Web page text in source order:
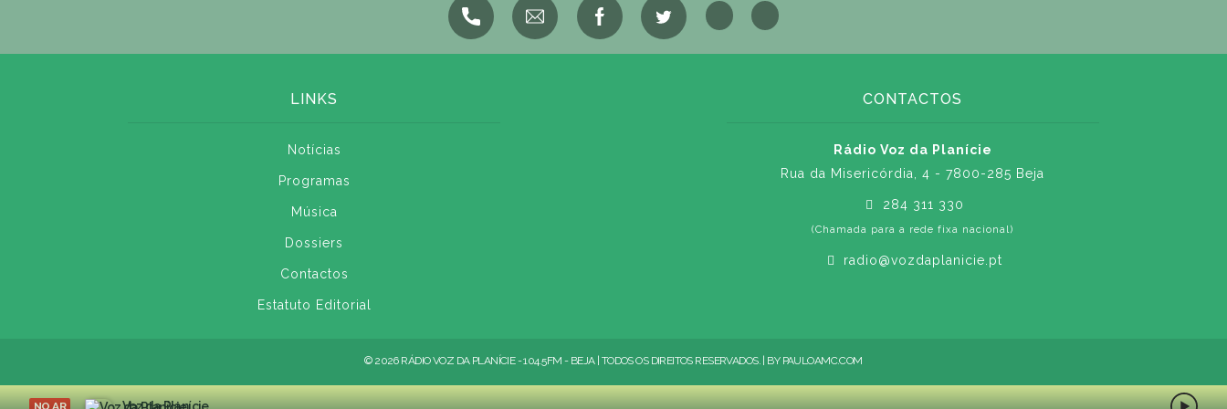
LINKS
Notícias
Programas
Música
Dossiers
Contactos
Estatuto Editorial
CONTACTOS
Rádio Voz da Planície
Rua da Misericórdia, 4 - 7800-285 Beja
284 311 330
(Chamada para a rede fixa nacional)
radio@vozdaplanicie.pt
© 2026 RÁDIO VOZ DA PLANÍCIE - 104.5FM - BEJA | TODOS OS DIREITOS RESERVADOS. | BY PAULOAMC.COM
NO AR